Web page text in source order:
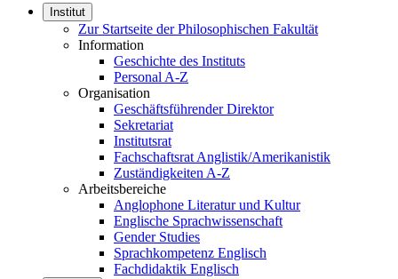
Institut
Zur Startseite der Philosophischen Fakultät
Information
Geschichte des Instituts
Personal A-Z
Organisation
Geschäftsführender Direktor
Sekretariat
Institutsrat
Fachschaftsrat Anglistik/Amerikanistik
Zuständigkeiten A-Z
Arbeitsbereiche
Anglophone Literatur und Kultur
Englische Sprachwissenschaft
Gender Studies
Sprachkompetenz Englisch
Fachdidaktik Englisch